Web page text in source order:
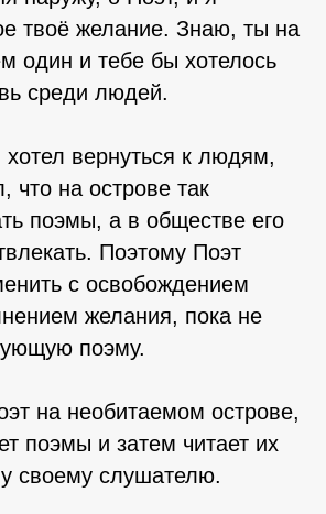
твоё желание. Знаю, ты на
один и тебе бы хотелось
среди людей.
хотел вернуться к людям,
что на острове так
поэмы, а в обществе его
Поэтому Поэт
с освобождением
желания, пока не
поэму.
на необитаемом острове,
поэмы и затем читает их
своему слушателю.